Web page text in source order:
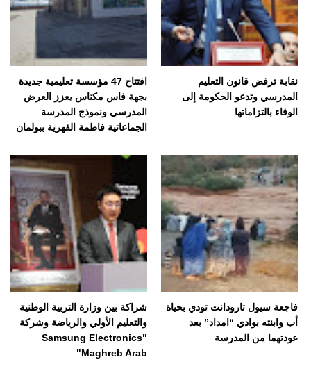
نقابة ترفض قانون التعليم
المدرسي وتدعو الحكومة إلى
الوفاء بالتزاماتها
افتتاح 47 مؤسسة تعليمية جديدة
بجهة فاس مكناس يعزز العرض
المدرسي ونموذج المدرسة
الجماعاتية فاطمة الفهرية ببولمان
فاجعة سيول تارودانت تودي بحياة
أب وابنته بوادي “امداد” بعد
عودتهما من المدرسة
شراكة بين وزارة التربية الوطنية
والتعليم الأولي والرياضة وشركة
"Samsung Electronics
Maghreb Arab"